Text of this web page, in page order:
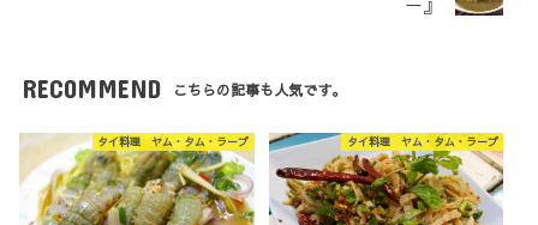
ー』
RECOMMEND こちらの記事も人気です。
タイ料理 ヤム・タム・ラープ タイ料理 ヤム・タム・ラープ